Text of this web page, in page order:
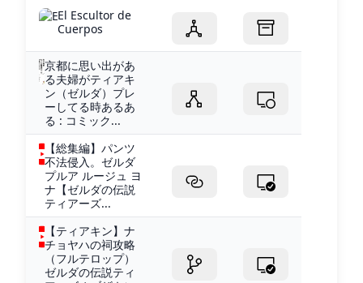
El Escultor de
Cuerpos
京都に思い出があ
る夫婦がティアキ
ン（ゼルダ）プレ
ーしてる時あるあ
る : コミック...
【総集編】パンツ
不法侵入。ゼルダ
プルア ルージュ ヨ
ナ【ゼルダの伝説
ティアーズ...
【ティアキン】ナ
チョヤハの祠攻略
（フルテロップ）
ゼルダの伝説ティ